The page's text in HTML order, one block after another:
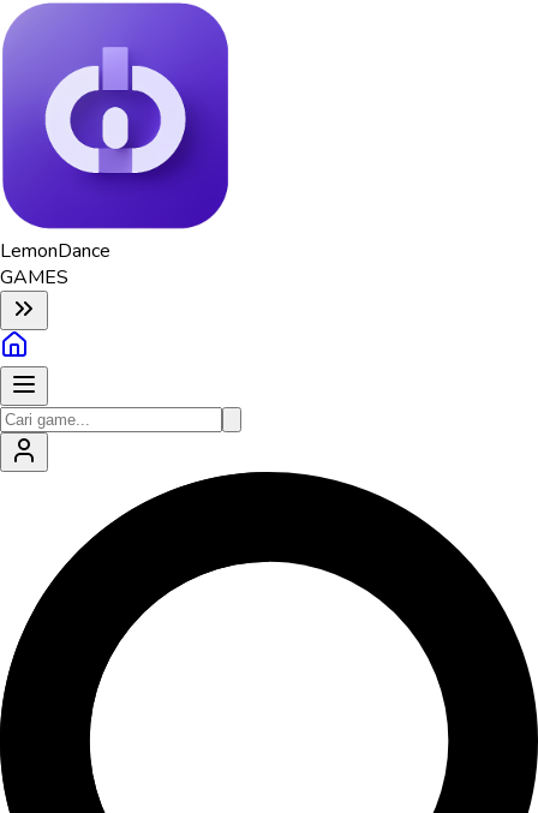
LemonDance
GAMES